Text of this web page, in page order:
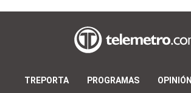
TREPORTA PROGRAMAS OPINIÓN